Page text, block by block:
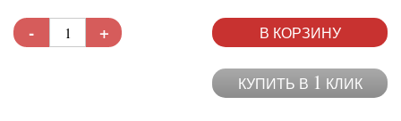
- + В КОРЗИНУ
КУПИТЬ В 1 КЛИК